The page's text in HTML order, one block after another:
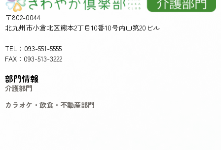
〒802-0044
北九州市小倉北区熊本2丁目10番10号内山第20ビル
TEL：093-551-5555
FAX：093-513-3222
部門情報
介護部門
カラオケ・飲食・不動産部門